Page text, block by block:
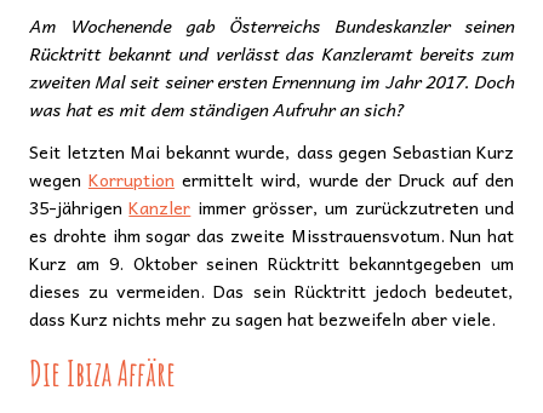
Am Wochenende gab Österreichs Bundeskanzler seinen
Rücktritt bekannt und verlässt das Kanzleramt bereits zum
zweiten Mal seit seiner ersten Ernennung im Jahr 2017. Doch
was hat es mit dem ständigen Aufruhr an sich?
Seit letzten Mai bekannt wurde, dass gegen Sebastian Kurz
wegen Korruption ermittelt wird, wurde der Druck auf den
35-jährigenKanzler immer grösser, um zurückzutreten und
es drohte ihm sogar das zweite Misstrauensvotum. Nun hat
Kurz am 9. Oktober seinen Rücktritt bekanntgegeben um
dieses zu vermeiden. Das sein Rücktritt jedoch bedeutet,
dass Kurz nichts mehr zu sagen hat bezweifeln aber viele.
Die Ibiza Affäre